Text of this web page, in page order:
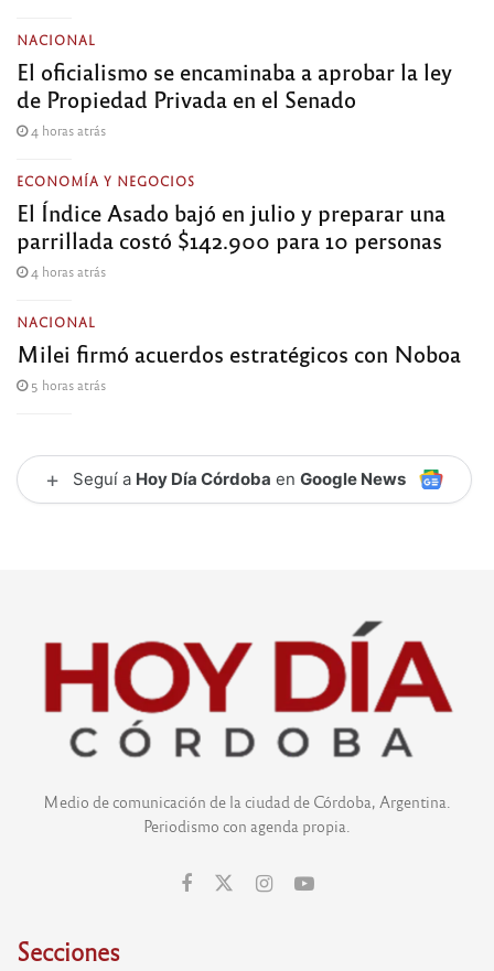
NACIONAL
El oficialismo se encaminaba a aprobar la ley
de Propiedad Privada en el Senado
4 horas atrás
ECONOMÍA Y NEGOCIOS
El Índice Asado bajó en julio y preparar una
parrillada costó $142.900 para 10 personas
4 horas atrás
NACIONAL
Milei firmó acuerdos estratégicos con Noboa
5 horas atrás
+ Seguí a Hoy Día Córdoba en Google News
Medio de comunicación de la ciudad de Córdoba, Argentina.
Periodismo con agenda propia.
Secciones